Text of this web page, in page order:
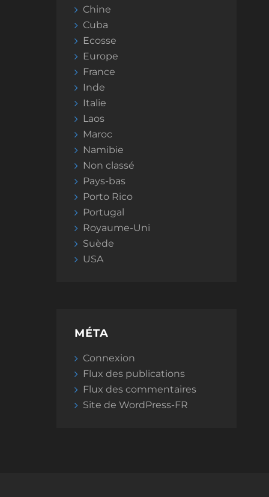
Chine
Cuba
Ecosse
Europe
France
Inde
Italie
Laos
Maroc
Namibie
Non classé
Pays-bas
Porto Rico
Portugal
Royaume-Uni
Suède
USA
MÉTA
Connexion
Flux des publications
Flux des commentaires
Site de WordPress-FR